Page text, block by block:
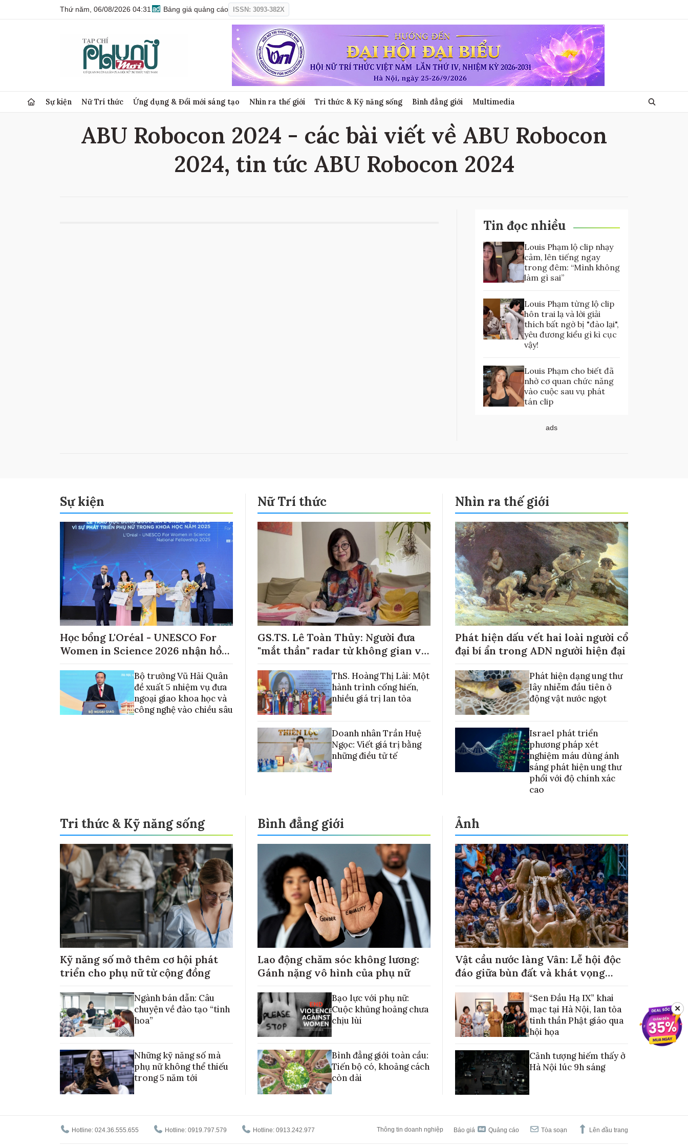
Thứ năm, 06/08/2026 04:31 Bảng giá quảng cáo ISSN: 3093-382X
Sự kiện Nữ Trí thức Ứng dụng & Đổi mới sáng tạo Nhìn ra thế giới Tri thức & Kỹ năng sống Bình đẳng giới Multimedia
ABU Robocon 2024 - các bài viết về ABU Robocon
2024, tin tức ABU Robocon 2024
Tin đọc nhiều
Louis Phạm lộ clip nhạy
cảm, lên tiếng ngay
trong đêm: “Mình không
làm gì sai”
Louis Phạm từng lộ clip
hôn trai lạ và lời giải
thích bất ngờ bị "đào lại",
yêu đương kiểu gì kì cục
vậy!
Louis Phạm cho biết đã
nhờ cơ quan chức năng
vào cuộc sau vụ phát
tán clip
ads
Sự kiện
Học bổng L'Oréal - UNESCO For
Women in Science 2026 nhận hồ
Bộ trưởng Vũ Hải Quân
đề xuất 5 nhiệm vụ đưa
ngoại giao khoa học và
công nghệ vào chiều sâu
Nữ Trí thức
GS.TS. Lê Toàn Thủy: Người đưa
"mắt thần" radar từ không gian về
ThS. Hoàng Thị Lài: Một
hành trình cống hiến,
nhiều giá trị lan tỏa
Doanh nhân Trần Huệ
Ngọc: Viết giá trị bằng
những điều tử tế
Nhìn ra thế giới
Phát hiện dấu vết hai loài người cổ
đại bí ẩn trong ADN người hiện đại
Phát hiện dạng ung thư
lây nhiễm đầu tiên ở
động vật nước ngọt
Israel phát triển
phương pháp xét
nghiệm máu dùng ánh
sáng phát hiện ung thư
phổi với độ chính xác
cao
Tri thức & Kỹ năng sống
Kỹ năng số mở thêm cơ hội phát
triển cho phụ nữ từ cộng đồng
Ngành bán dẫn: Câu
chuyện về đào tạo “tinh
hoa”
Những kỹ năng số mà
phụ nữ không thể thiếu
trong 5 năm tới
Bình đẳng giới
Lao động chăm sóc không lương:
Gánh nặng vô hình của phụ nữ
Bạo lực với phụ nữ:
Cuộc khủng hoảng chưa
chịu lùi
Bình đẳng giới toàn cầu:
Tiến bộ có, khoảng cách
còn dài
Ảnh
Vật cầu nước làng Vân: Lễ hội độc
đáo giữa bùn đất và khát vọng
“Sen Đầu Hạ IX” khai
mạc tại Hà Nội, lan tỏa
tinh thần Phật giáo qua
hội họa
Cảnh tượng hiếm thấy ở
Hà Nội lúc 9h sáng
Hotline: 024.36.555.655 Hotline: 0919.797.579 Hotline: 0913.242.977 Thông tin doanh nghiệp Báo giá Quảng cáo Tòa soạn Lên đầu trang
✕